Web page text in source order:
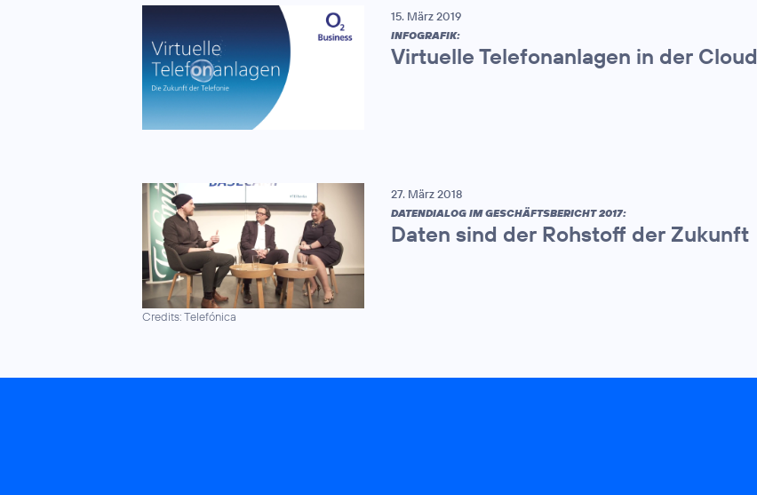
15. März 2019
INFOGRAFIK:
Virtuelle Telefonanlagen in der Cloud
Credits: Telefónica
27. März 2018
DATENDIALOG IM GESCHÄFTSBERICHT 2017:
Daten sind der Rohstoff der Zukunft